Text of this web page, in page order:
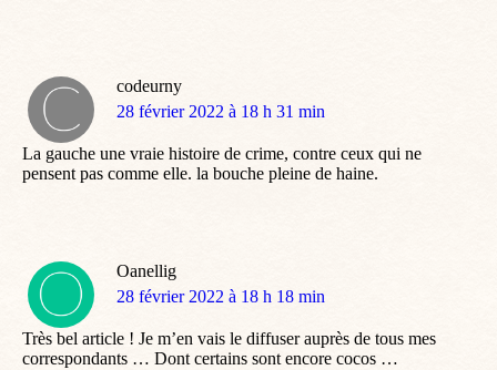
codeurny
dit
28 février 2022 à 18 h 31 min
La gauche une vraie histoire de crime, contre ceux qui ne
pensent pas comme elle. la bouche pleine de haine.
Oanellig
dit
28 février 2022 à 18 h 18 min
Très bel article ! Je m’en vais le diffuser auprès de tous mes
correspondants … Dont certains sont encore cocos …